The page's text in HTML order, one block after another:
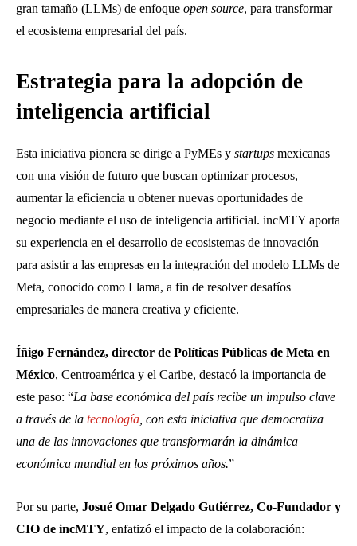
gran tamaño (LLMs) de enfoque open source, para transformar
el ecosistema empresarial del país.
Estrategia para la adopción de
inteligencia artificial
Esta iniciativa pionera se dirige a PyMEs y startups mexicanas
con una visión de futuro que buscan optimizar procesos,
aumentar la eficiencia u obtener nuevas oportunidades de
negocio mediante el uso de inteligencia artificial. incMTY aporta
su experiencia en el desarrollo de ecosistemas de innovación
para asistir a las empresas en la integración del modelo LLMs de
Meta, conocido como Llama, a fin de resolver desafíos
empresariales de manera creativa y eficiente.
Íñigo Fernández, director de Políticas Públicas de Meta en
México, Centroamérica y el Caribe, destacó la importancia de
este paso: “La base económica del país recibe un impulso clave
a través de la tecnología , con esta iniciativa que democratiza
una de las innovaciones que transformarán la dinámica
económica mundial en los próximos años.”
Por su parte, Josué Omar Delgado Gutiérrez, Co-Fundador y
CIO de incMTY, enfatizó el impacto de la colaboración: